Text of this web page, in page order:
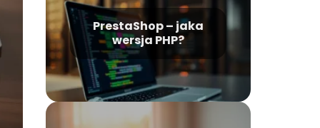
PrestaShop – jaka
wersja PHP?